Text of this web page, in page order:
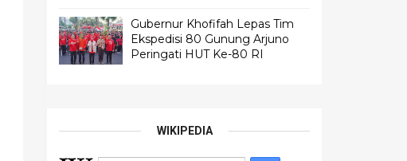
Gubernur Khofifah Lepas Tim
Ekspedisi 80 Gunung Arjuno
Peringati HUT Ke-80 RI
WIKIPEDIA